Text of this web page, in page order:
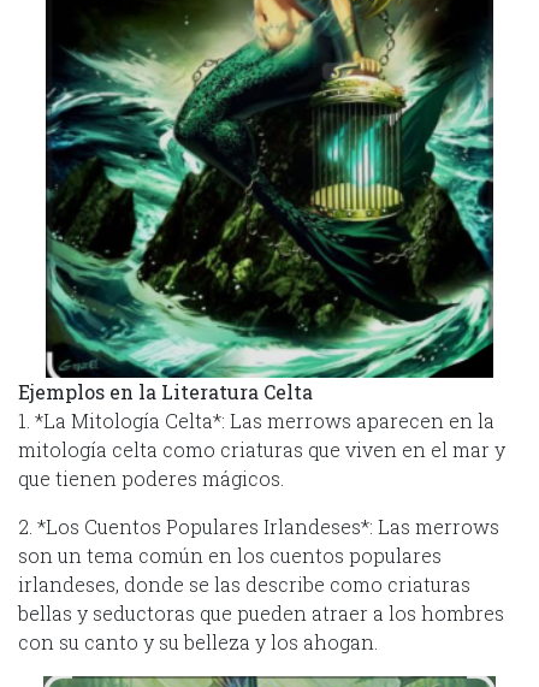
Ejemplos en la Literatura Celta
1. *La Mitología Celta*: Las merrows aparecen en la
mitología celta como criaturas que viven en el mar y
que tienen poderes mágicos.
2. *Los Cuentos Populares Irlandeses*: Las merrows
son un tema común en los cuentos populares
irlandeses, donde se las describe como criaturas
bellas y seductoras que pueden atraer a los hombres
con su canto y su belleza y los ahogan.